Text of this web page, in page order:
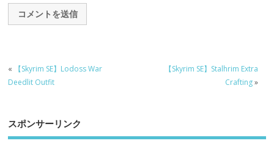
«
【Skyrim SE】Lodoss War
Deedlit Outfit
【Skyrim SE】Stalhrim Extra
Crafting»
スポンサーリンク